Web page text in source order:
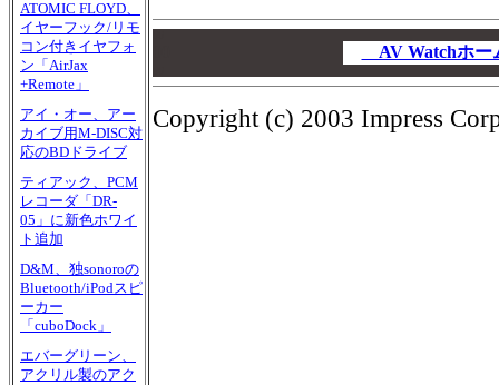
ATOMIC FLOYD、
イヤーフック/リモ
コン付きイヤフォ
ン「AirJax
+Remote」
アイ・オー、アー
カイブ用M-DISC対
応のBDドライブ
ティアック、PCM
レコーダ「DR-
05」に新色ホワイ
ト追加
D&M、独sonoroの
Bluetooth/iPodスピ
ーカー
「cuboDock」
エバーグリーン、
アクリル製のアク
AV Watchホ
Copyright (c) 2003 Impress